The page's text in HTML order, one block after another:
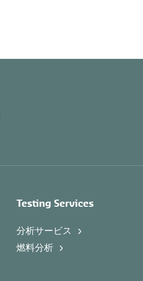
Testing Services
分析サービス
燃料分析